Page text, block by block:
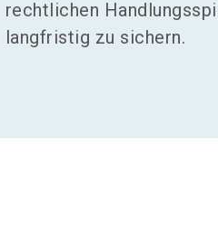
rechtlichen
langfristig zu sichern.